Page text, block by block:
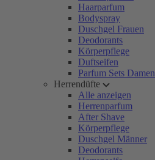
Haarparfum
Bodyspray
Duschgel Frauen
Deodorants
Körperpflege
Duftseifen
Parfum Sets Damen
Herrendüfte
Alle anzeigen
Herrenparfum
After Shave
Körperpflege
Duschgel Männer
Deodorants